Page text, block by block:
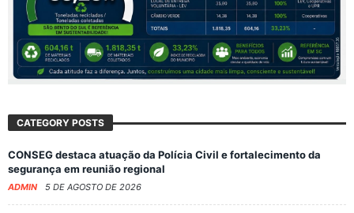
CATEGORY POSTS
CONSEG destaca atuação da Polícia Civil e fortalecimento da
segurança em reunião regional
ADMIN 5 DE AGOSTO DE 2026